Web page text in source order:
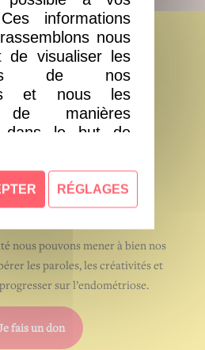
souhaitez
aider
endométriose
nous pouvons mener à bien nos
les paroles, les créativités et
sur l’endométriose.
fais un don
informations
nous
de visualiser les
de nos
et nous les
de manières
dans le but de
possible sur
les accepter ou
y opposer
légitime est
vos
pouvez changer
retirer votre
à tout
RÉGLAGES